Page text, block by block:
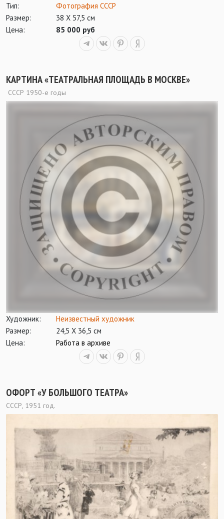
Тип:
Фотография СССР
Размер:
38 Х 57,5 см
Цена:
85 000 руб
КАРТИНА «ТЕАТРАЛЬНАЯ ПЛОЩАДЬ В МОСКВЕ»
СССР 1950-е годы
Художник:
Неизвестный художник
Размер:
24,5 Х 36,5 см
Цена:
Работа в архиве
ОФОРТ «У БОЛЬШОГО ТЕАТРА»
СССР, 1951 год.